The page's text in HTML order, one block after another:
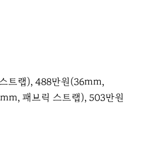
트랩), 488만원(36mm,
패브릭 스트랩), 503만원